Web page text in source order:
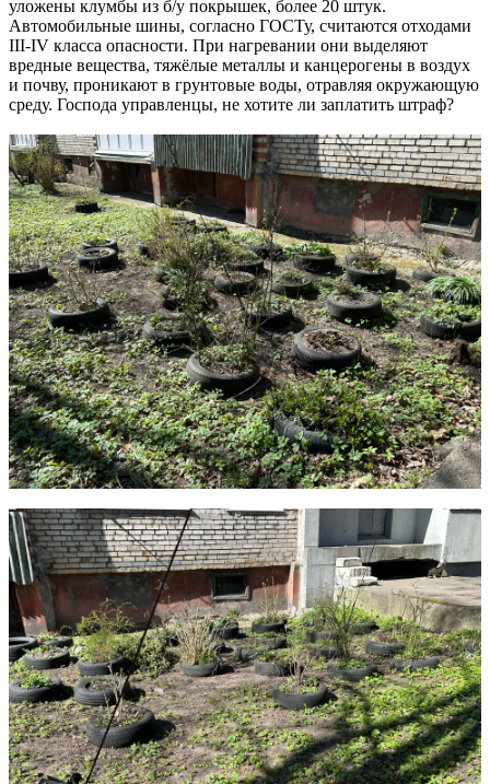
уложены клумбы из б/у покрышек, более 20 штук.
Автомобильные шины, согласно ГОСТу, считаются отходами
III-IV класса опасности. При нагревании они выделяют
вредные вещества, тяжёлые металлы и канцерогены в воздух
и почву, проникают в грунтовые воды, отравляя окружающую
среду. Господа управленцы, не хотите ли заплатить штраф?